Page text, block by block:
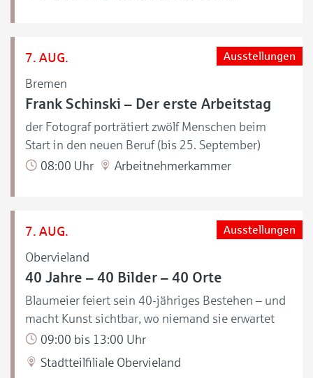
7. AUG.
Bremen
Ausstellungen
Frank Schinski – Der erste Arbeitstag
der Fotograf porträtiert zwölf Menschen beim
Start in den neuen Beruf (bis 25. September)
08:00 Uhr
Arbeitnehmerkammer
7. AUG.
Obervieland
Ausstellungen
40 Jahre – 40 Bilder – 40 Orte
Blaumeier feiert sein 40-jähriges Bestehen – und
macht Kunst sichtbar, wo niemand sie erwartet
09:00 bis 13:00 Uhr
Stadtteilfiliale Obervieland